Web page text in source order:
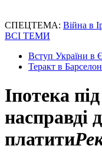
СПЕЦТЕМА: Війна в
ВСІ ТЕМИ
Вступ України в
Теракт в
Іпотека
насправді
платити